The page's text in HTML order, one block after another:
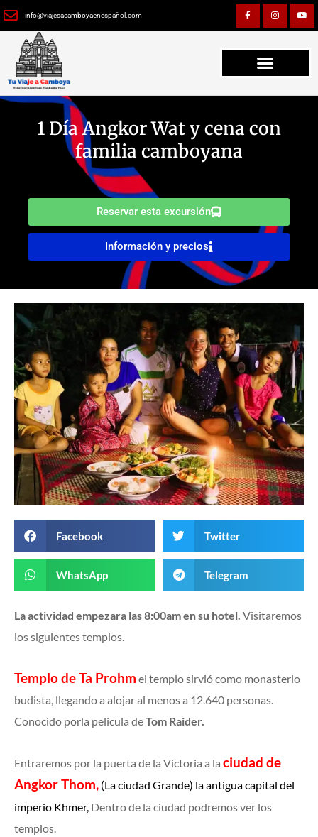
Ir
al
contenido
info@viajesacamboyaenespañol.com
F
a
e
o
-
I
n
t
g
m
Y
o
t
b
1 Día Angkor Wat y cena con
familia camboyana
Reservar esta excursión
Información y precios
Facebook Twitter
WhatsApp Telegram
La actividad empezara las 8:00am en su hotel. Visitaremos
los siguientes templos.
Templo de Ta Prohm el templo sirvió como monasterio
budista, llegando a alojar al menos a 12.640 personas.
Conocido porla pelicula deTom Raider.
Entraremos por la puerta de la Victoria a la ciudad de
Angkor Thom, (La ciudad Grande) la antigua capital del
imperio Khmer, Dentro de la ciudad podremos ver los
templos.